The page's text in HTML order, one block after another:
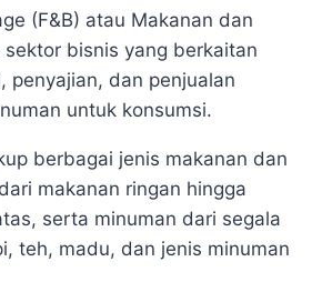
(F&B) atau Makanan dan
bisnis yang berkaitan
penyajian, dan penjualan
untuk konsumsi.
berbagai jenis makanan dan
makanan ringan hingga
serta minuman dari segala
teh, madu, dan jenis minuman